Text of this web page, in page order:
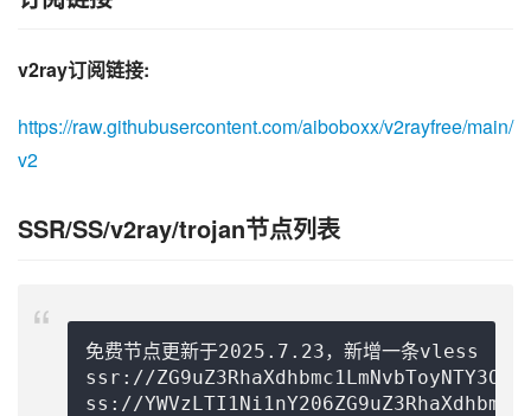
v2ray订阅链接:
https://raw.githubusercontent.com/aiboboxx/v2rayfree/main/
v2
SSR/SS/v2ray/trojan节点列表
免费节点更新于2025.7.23，新增一条vless
ssr://
ss://